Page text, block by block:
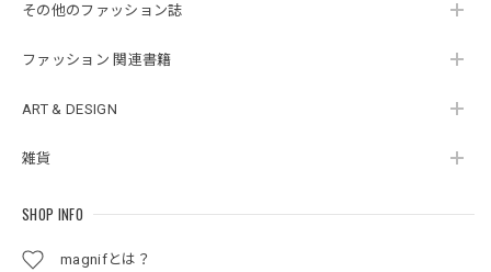
その他のファッション誌
ファッション 関連書籍
ART & DESIGN
雑貨
SHOP INFO
magnifとは？